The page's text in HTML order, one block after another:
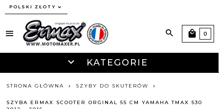
currency_h
POLSKI ZŁOTY
KATEGORIE
0
STRONA GŁÓWNA SZYBY DO SKUTERÓW
SZYBA ERMAX SCOOTER ORGINAL 55 CM YAMAHA TMAX 530